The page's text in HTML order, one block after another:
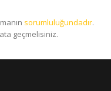
sorumluluğundadır.
geçmelisiniz.